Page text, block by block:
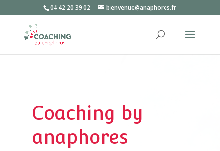
04 42 20 39 02 bienvenue@anaphores.fr
Coaching by
anaphores